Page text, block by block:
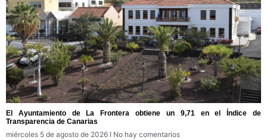
El Ayuntamiento de La Frontera obtiene un 9,71 en el Índice de
Transparencia de Canarias
miércoles 5 de agosto de 2026
No hay comentarios